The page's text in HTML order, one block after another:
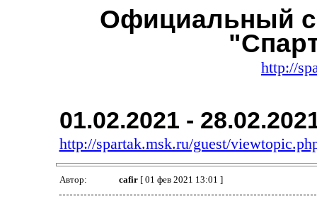
Официальный
http://
01.02.2021 -
http://spartak.msk.ru/guest/
Автор: cafir[ 01 фев 2021 13:01 ]